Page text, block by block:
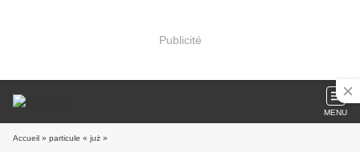
Publicité
MENU
Accueil » particule « już »